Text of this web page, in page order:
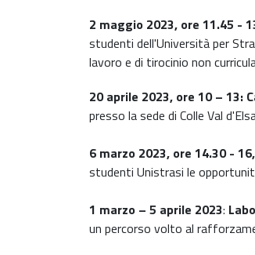
2 maggio 2023, ore 11.45 -
studenti dell'Università per
lavoro e di tirocinio non
20 aprile 2023, ore 10 – 13:
presso la sede di Colle Val
6 marzo 2023, ore 14.30 -
studenti Unistrasi le
1 marzo – 5 aprile 2023:
un percorso volto al